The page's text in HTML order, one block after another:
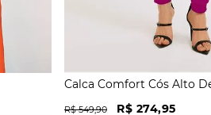
Calca Comfort Cós Alto
R$ 549,90 R$ 274,95